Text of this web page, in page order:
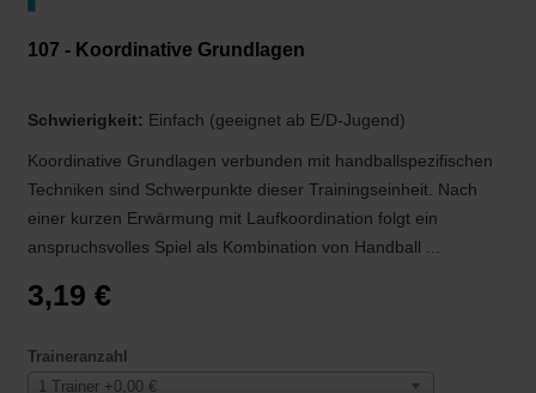
107 - Koordinative Grundlagen
Schwierigkeit: Einfach (geeignet ab E/D-Jugend)
Koordinative Grundlagen verbunden mit handballspezifischen
Techniken sind Schwerpunkte dieser Trainingseinheit. Nach
einer kurzen Erwärmung mit Laufkoordination folgt ein
anspruchsvolles Spiel als Kombination von Handball ...
3,19 €
Traineranzahl
1 Trainer +0,00 €